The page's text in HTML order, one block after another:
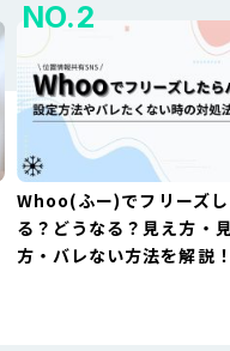
Whoo(ふー)でフリーズ
る？どうなる？見え方・
方・バレない方法を解説